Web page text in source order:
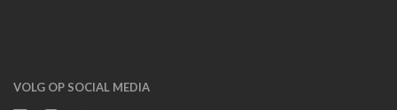
VOLG OP SOCIAL MEDIA